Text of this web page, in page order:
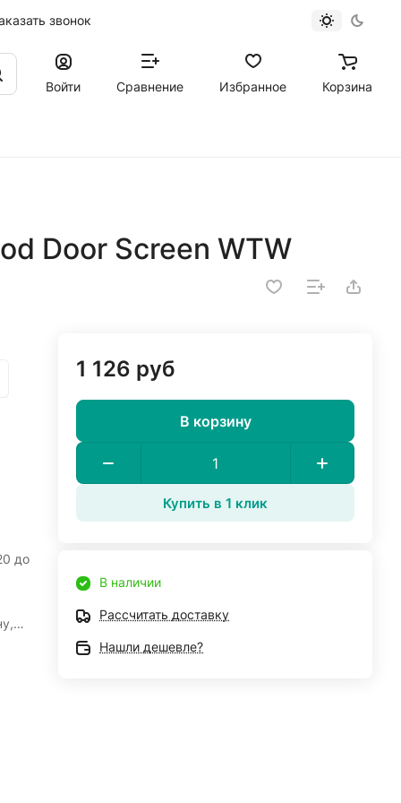
звонок
Войти Сравнение Избранное Корзина
Door Screen WTW
до
1 126 руб
В корзину
Купить в 1 клик
В наличии
Рассчитать доставку
Нашли дешевле?